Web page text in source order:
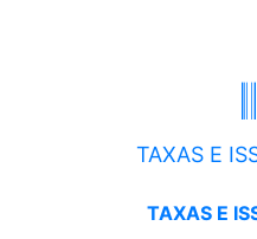
TAXAS E
TAXAS E